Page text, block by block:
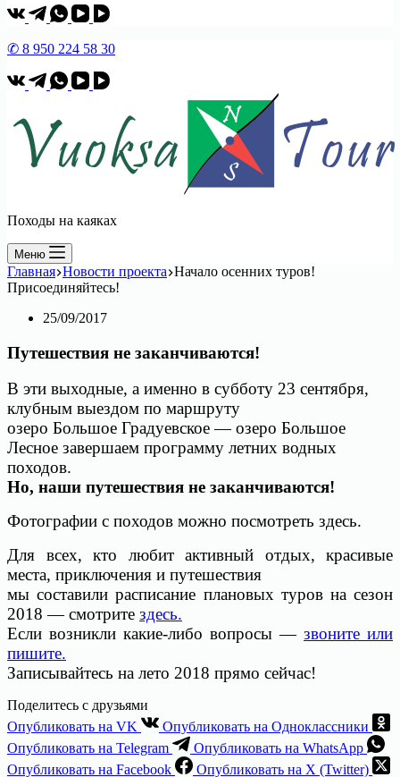
✆ 8 950 224 58 30
Походы на каяках
Меню
Главная Новости проекта Начало осенних туров!
Присоединяйтесь!
25/09/2017
Путешествия не заканчиваются!
В эти выходные, а именно в субботу 23 сентября,
клубным выездом по маршруту
озеро Большое Градуевское — озеро Большое
Лесное завершаем программу летних водных
походов.
Но, наши путешествия не заканчиваются!
Фотографии с походов можно посмотреть здесь.
Для всех, кто любит активный отдых, красивые
места, приключения и путешествия
мы составили расписание плановых туров на сезон
2018 — смотрите здесь.
Если возникли какие-либо вопросы — звоните или
пишите.
Записывайтесь на лето 2018 прямо сейчас!
Поделитесь с друзьями
Опубликовать на VK
Опубликовать на Одноклассники
Опубликовать на Telegram
Опубликовать на WhatsApp
Опубликовать на Facebook
Опубликовать на X (Twitter)